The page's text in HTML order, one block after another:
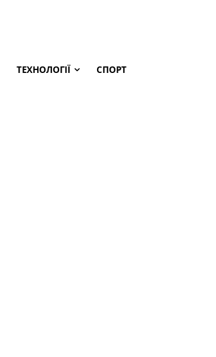
ТЕХНОЛОГІЇ СПОРТ